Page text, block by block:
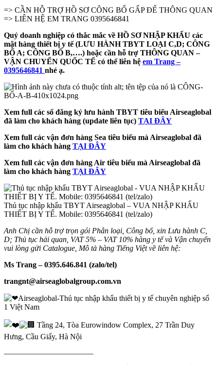
=> CẦN HỖ TRỢ HỒ SƠ CÔNG BỐ GẤP ĐỂ THÔNG QUAN
=> LIÊN HỆ EM TRANG 0395646841
Quý doanh nghiệp có thắc mắc về HỒ SƠ NHẬP KHẨU các
mặt hàng thiết bị y tế (LƯU HÀNH TBYT LOẠI C,D; CÔNG
BỐ A; CÔNG BỐ B,….) hoặc cần hỗ trợ THÔNG QUAN –
VẬN CHUYỂN QUỐC TẾ có thể liên hệ em Trang –
0395646841 nhé ạ.
Xem full các số đăng ký lưu hành TBYT tiêu biểu Airseaglobal
đã làm cho khách hàng (update liên tục) TẠI ĐÂY
Xem full các vận đơn hàng Sea tiêu biểu mà Airseaglobal đã
làm cho khách hàng TẠI ĐÂY
Xem full các vận đơn hàng Air tiêu biểu mà Airseaglobal đã
làm cho khách hàng TẠI ĐÂY
Thủ tục nhập khẩu TBYT Airseaglobal – VUA NHẬP KHẨU
THIẾT BỊ Y TẾ. Mobile: 0395646841 (tel/zalo)
Anh Chị cần hỗ trợ trọn gói Phân loại, Công bố, xin Lưu hành C,
D; Thủ tục hải quan, VAT 5% – VAT 10% hàng y tế và Vận chuyển
vui lòng gửi Catalogue, Mô tả hàng Tiếng Việt về liên hệ:
Ms Trang – 0395.646.841 (zalo/tel)
trangnt@airseaglobalgroup.com.vn
Airseaglobal-Thủ tục nhập khẩu thiết bị y tế chuyên nghiệp số
1 Việt Nam
Tầng 24, Tòa Eurowindow Complex, 27 Trần Duy
Hưng, Cầu Giấy, Hà Nội
———————————–